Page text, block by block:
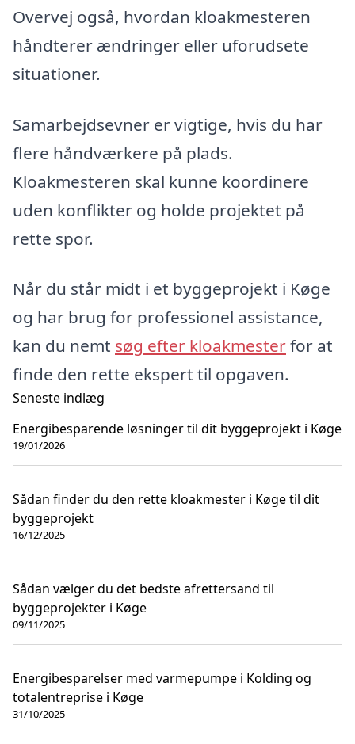
Overvej også, hvordan kloakmesteren
håndterer ændringer eller uforudsete
situationer.
Samarbejdsevner er vigtige, hvis du har
flere håndværkere på plads.
Kloakmesteren skal kunne koordinere
uden konflikter og holde projektet på
rette spor.
Når du står midt i et byggeprojekt i Køge
og har brug for professionel assistance,
kan du nemt søg efter kloakmesterfor at
finde den rette ekspert til opgaven.
Seneste indlæg
Energibesparende løsninger til dit byggeprojekt i Køge
19/01/2026
Sådan finder du den rette kloakmester i Køge til dit
byggeprojekt
16/12/2025
Sådan vælger du det bedste afrettersand til
byggeprojekter i Køge
09/11/2025
Energibesparelser med varmepumpe i Kolding og
totalentreprise i Køge
31/10/2025